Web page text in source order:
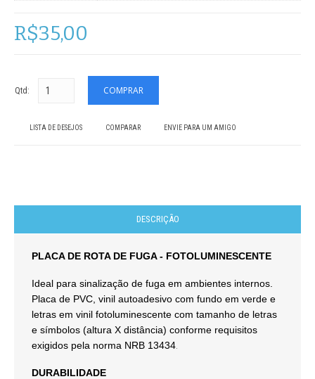
R$35,00
Qtd:
LISTA DE DESEJOS COMPARAR ENVIE PARA UM AMIGO
DESCRIÇÃO
PLACA DE ROTA DE FUGA - FOTOLUMINESCENTE
Ideal para sinalização de fuga em ambientes internos.
Placa de PVC, vinil autoadesivo com fundo em verde e
letras em vinil fotoluminescente com tamanho de letras
e símbolos (altura X distância) conforme requisitos
exigidos pela norma NRB 13434.
DURABILIDADE